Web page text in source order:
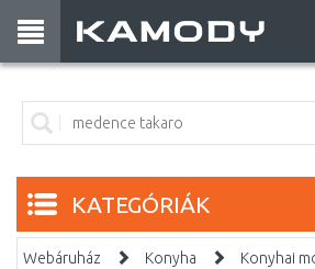
KATEGÓRIÁK
Webáruház Konyha
Konyhai